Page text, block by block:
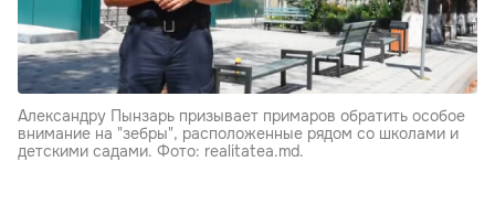
Александру Пынзарь призывает примаров обратить особое
внимание на "зебры", расположенные рядом со школами и
детскими садами. Фото: realitatea.md.